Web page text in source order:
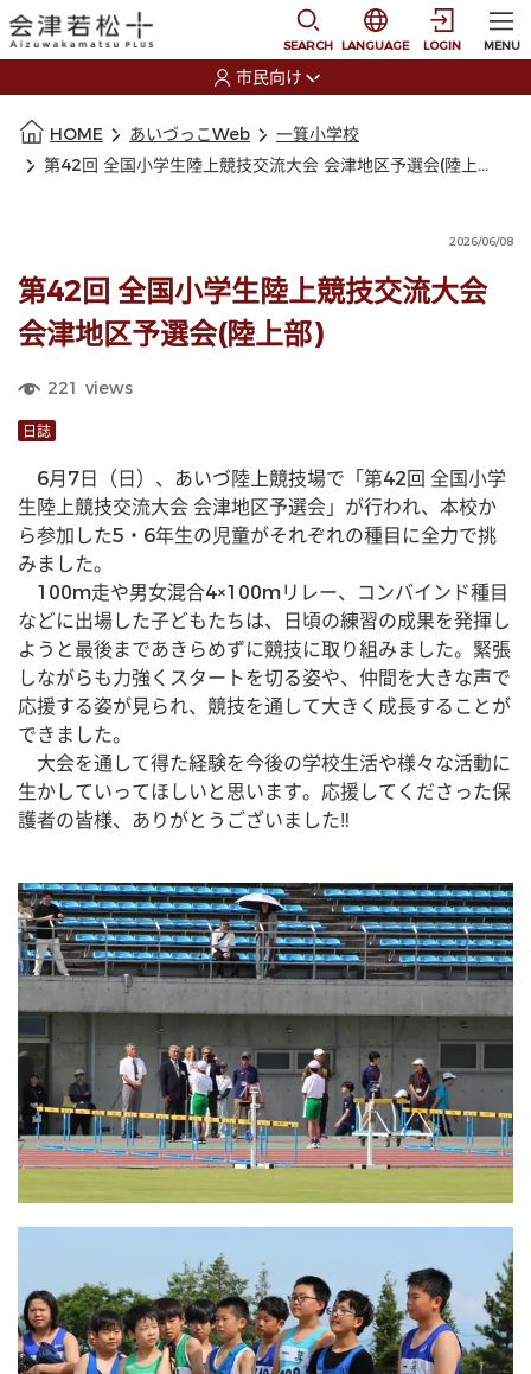
SEARCH
選択すると言語の切
LANGUAGE LOGIN MENU
市民向け
HOME あいづっこWeb
一箕小学校
第42回 全国小学生陸上競技交流大会 会津地区予選会(陸上部)
2026/06/08
第42回 全国小学生陸上競技交流大会
会津地区予選会(陸上部)
221 views
日誌
6月7日（日）、あいづ陸上競技場で「第42回 全国小学
生陸上競技交流大会 会津地区予選会」が行われ、本校か
ら参加した5・6年生の児童がそれぞれの種目に全力で挑
みました。
100m走や男女混合4×100mリレー、コンバインド種目
などに出場した子どもたちは、日頃の練習の成果を発揮し
ようと最後まであきらめずに競技に取り組みました。緊張
しながらも力強くスタートを切る姿や、仲間を大きな声で
応援する姿が見られ、競技を通して大きく成長することが
できました。
大会を通して得た経験を今後の学校生活や様々な活動に
生かしていってほしいと思います。応援してくださった保
護者の皆様、ありがとうございました‼︎